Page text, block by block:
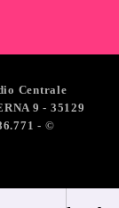
Centrale
9 - 35129
- ©